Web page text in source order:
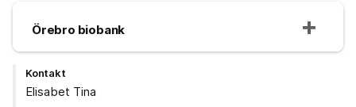
Örebro biobank
Kontakt
Elisabet Tina